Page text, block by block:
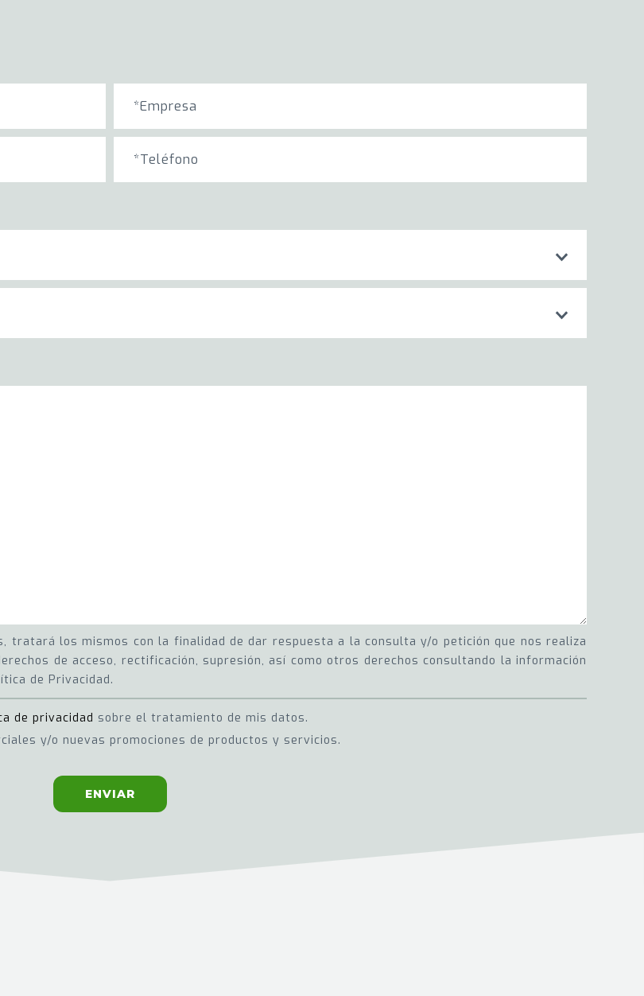
tratará los mismos con la finalidad de dar respuesta a la consulta y/o petición que nos realiza
de acceso, rectificación, supresión, así como otros derechos consultando la información
de Privacidad.
de privacidad sobre el tratamiento de mis datos.
y/o nuevas promociones de productos y servicios.
ENVIAR